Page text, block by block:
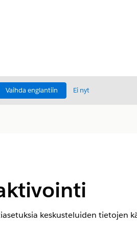
Vaihda englantiin Ei nyt
keskusteluiden tietojen